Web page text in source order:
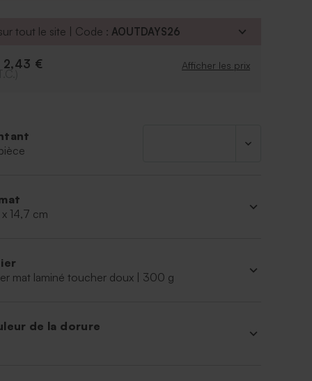
tout le site | Code :AOUTDAYS26
2,43 € Afficher les prix
14,7 cm
mat laminé toucher doux | 300 g
de la dorure